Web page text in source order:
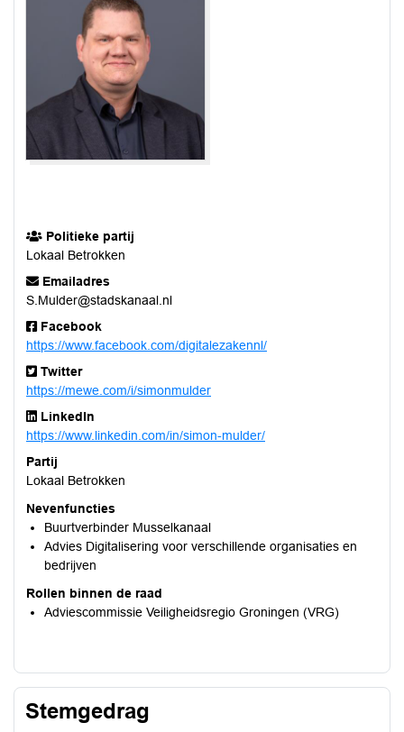
Politieke partij
Lokaal Betrokken
Emailadres
S.Mulder@stadskanaal.nl
Facebook
https://www.facebook.com/digitalezakennl/
Twitter
https://mewe.com/i/simonmulder
LinkedIn
https://www.linkedin.com/in/simon-mulder/
Partij
Lokaal Betrokken
Nevenfuncties
Buurtverbinder Musselkanaal
Advies Digitalisering voor verschillende organisaties en
bedrijven
Rollen binnen de raad
Adviescommissie Veiligheidsregio Groningen (VRG)
Stemgedrag